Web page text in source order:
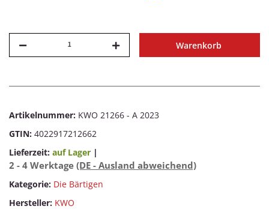
Warenkorb
Artikelnummer: KWO 21266 - A 2023
GTIN: 4022917212662
Lieferzeit: auf Lager |
2 - 4 Werktage (DE - Ausland abweichend)
Kategorie: Die Bärtigen
Hersteller: KWO